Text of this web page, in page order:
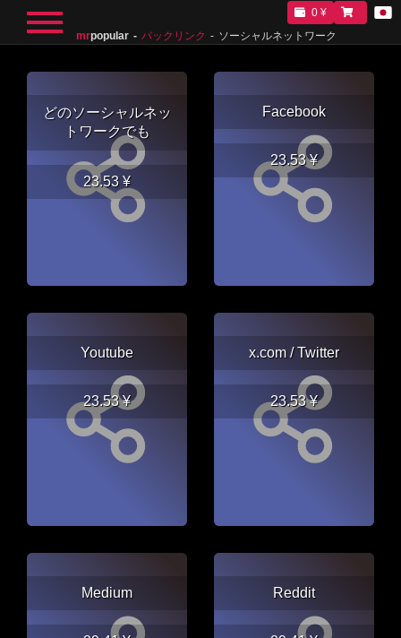
mrpopular バックリンク ソーシャルネットワーク
0 ¥
どのソーシャルネッ
トワークでも
23.53 ¥
Facebook
23.53 ¥
Youtube
23.53 ¥
x.com / Twitter
23.53 ¥
Medium Reddit